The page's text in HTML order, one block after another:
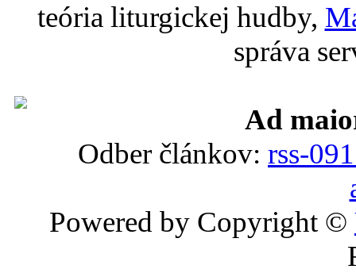
teória liturgickej hudby,
správa
Ad
Odber článkov: rss-
Powered by Copyright ©